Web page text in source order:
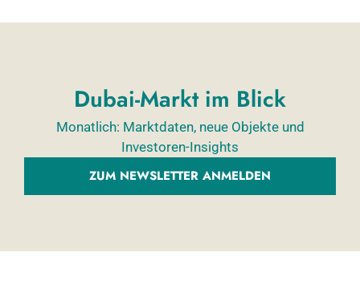
Dubai-Markt im Blick
Monatlich: Marktdaten, neue Objekte und
Investoren-Insights
ZUM NEWSLETTER ANMELDEN